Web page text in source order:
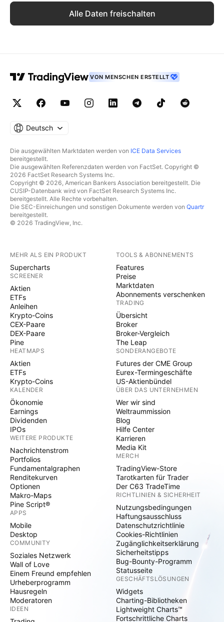
Alle Daten freischalten
VON MENSCHEN ERSTELLT
Deutsch
Die ausgewählten Marktdaten werden von ICE Data Services
bereitgestellt.
Die ausgewählten Referenzdaten werden von FactSet. Copyright ©
2026 FactSet Research Systems Inc.
Copyright © 2026, American Bankers Association bereitgestellt. Die
CUSIP-Datenbank wird von FactSet Research Systems Inc.
bereitgestellt. Alle Rechte vorbehalten.
Die SEC-Einreichungen und sonstigen Dokumente werden von Quartr
bereitgestellt.
© 2026 TradingView, Inc.
MEHR ALS EIN PRODUKT
Supercharts
SCREENER
Aktien
ETFs
Anleihen
Krypto-Coins
CEX-Paare
DEX-Paare
Pine
HEATMAPS
Aktien
ETFs
Krypto-Coins
KALENDER
Ökonomie
Earnings
Dividenden
IPOs
WEITERE PRODUKTE
Nachrichtenstrom
Portfolios
Fundamentalgraphen
Renditekurven
Optionen
Makro-Maps
Pine Script®
APPS
Mobile
Desktop
COMMUNITY
Soziales Netzwerk
Wall of Love
Einem Freund empfehlen
Urheberprogramm
Hausregeln
Moderatoren
IDEEN
TOOLS & ABONNEMENTS
Features
Preise
Marktdaten
Abonnements verschenken
TRADING
Übersicht
Broker
Broker-Vergleich
The Leap
SONDERANGEBOTE
Futures der CME Group
Eurex-Termingeschäfte
US-Aktienbündel
ÜBER DAS UNTERNEHMEN
Wer wir sind
Weltraummission
Blog
Hilfe Center
Karrieren
Media Kit
MERCH
TradingView-Store
Tarotkarten für Trader
Der C63 TradeTime
RICHTLINIEN & SICHERHEIT
Nutzungsbedingungen
Haftungsausschluss
Datenschutzrichtlinie
Cookies-Richtlinien
Zugänglichkeitserklärung
Sicherheitstipps
Bug-Bounty-Programm
Statusseite
GESCHÄFTSLÖSUNGEN
Widgets
Charting-Bibliotheken
Lightweight Charts™
Fortschrittliche Charts